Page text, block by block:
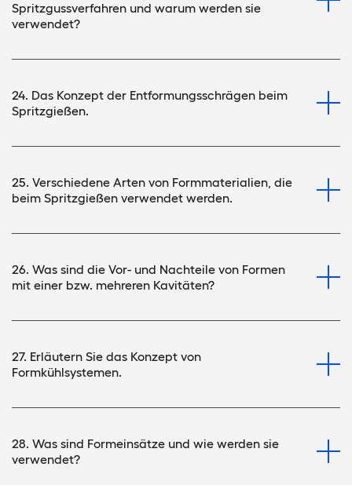
Spritzgussverfahren und warum werden sie
verwendet?
24. Das Konzept der Entformungsschrägen beim
Spritzgießen.
25. Verschiedene Arten von Formmaterialien, die
beim Spritzgießen verwendet werden.
26. Was sind die Vor- und Nachteile von Formen
mit einer bzw. mehreren Kavitäten?
27. Erläutern Sie das Konzept von
Formkühlsystemen.
28. Was sind Formeinsätze und wie werden sie
verwendet?